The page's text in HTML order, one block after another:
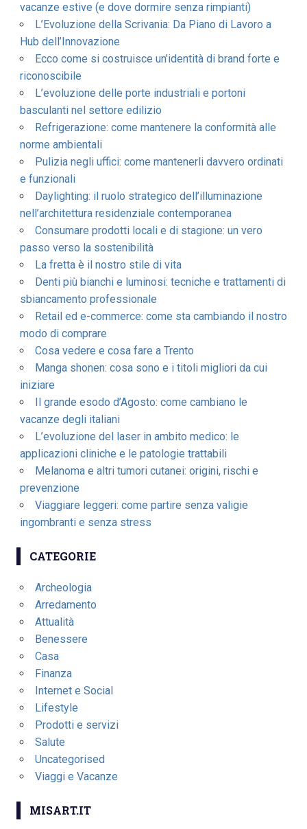
vacanze estive (e dove dormire senza rimpianti)
L’Evoluzione della Scrivania: Da Piano di Lavoro a
Hub dell’Innovazione
Ecco come si costruisce un’identità di brand forte e
riconoscibile
L’evoluzione delle porte industriali e portoni
basculanti nel settore edilizio
Refrigerazione: come mantenere la conformità alle
norme ambientali
Pulizia negli uffici: come mantenerli davvero ordinati
e funzionali
Daylighting: il ruolo strategico dell’illuminazione
nell’architettura residenziale contemporanea
Consumare prodotti locali e di stagione: un vero
passo verso la sostenibilità
La fretta è il nostro stile di vita
Denti più bianchi e luminosi: tecniche e trattamenti di
sbiancamento professionale
Retail ed e-commerce: come sta cambiando il nostro
modo di comprare
Cosa vedere e cosa fare a Trento
Manga shonen: cosa sono e i titoli migliori da cui
iniziare
Il grande esodo d’Agosto: come cambiano le
vacanze degli italiani
L’evoluzione del laser in ambito medico: le
applicazioni cliniche e le patologie trattabili
Melanoma e altri tumori cutanei: origini, rischi e
prevenzione
Viaggiare leggeri: come partire senza valigie
ingombranti e senza stress
CATEGORIE
Archeologia
Arredamento
Attualità
Benessere
Casa
Finanza
Internet e Social
Lifestyle
Prodotti e servizi
Salute
Uncategorised
Viaggi e Vacanze
MISART.IT